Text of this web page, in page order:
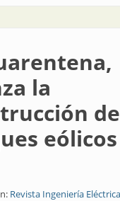
la
de
eólicos
Revista Ingeniería Eléctrica